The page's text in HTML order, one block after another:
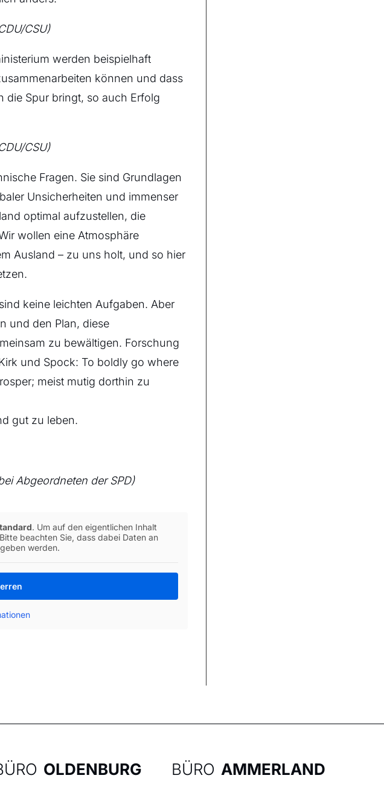
CSU)
werden beispielhaft
können und dass
die Spur bringt, so auch Erfolg
CSU)
Fragen. Sie sind Grundlagen
Unsicherheiten und immenser
optimal aufzustellen, die
wollen eine Atmosphäre
Ausland – zu uns holt, und so hier
keine leichten Aufgaben. Aber
und den Plan, diese
zu bewältigen. Forschung
und Spock: To boldly go where
meist mutig dorthin zu
gut zu leben.
Abgeordneten der SPD)
. Um auf den eigentlichen Inhalt
beachten Sie, dass dabei Daten an
werden.
OLDENBURG BÜRO AMMERLAND